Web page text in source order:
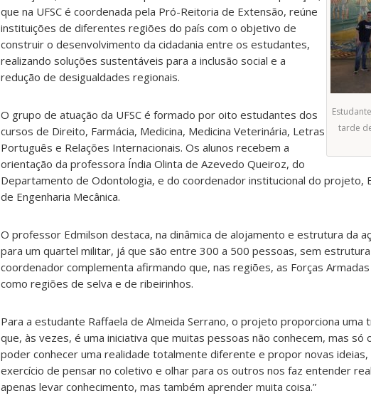
tarde
que na UFSC é coordenada pela Pró-Reitoria de Extensão, reúne
instituições de diferentes regiões do país com o objetivo de
construir o desenvolvimento da cidadania entre os estudantes,
realizando soluções sustentáveis para a inclusão social e a
redução de desigualdades regionais.
O grupo de atuação da UFSC é formado por oito estudantes dos
cursos de Direito, Farmácia, Medicina, Medicina Veterinária, Letras
Português e Relações Internacionais. Os alunos recebem a
orientação da professora Índia Olinta de Azevedo Queiroz, do
Departamento de Odontologia, e do coordenador institucional do projeto,
de Engenharia Mecânica.
O professor Edmilson destaca, na dinâmica de alojamento e estrutura da
para um quartel militar, já que são entre 300 a 500 pessoas, sem
coordenador complementa afirmando que, nas regiões, as Forças
como regiões de selva e de ribeirinhos.
Para a estudante Raffaela de Almeida Serrano, o projeto proporciona uma
que, às vezes, é uma iniciativa que muitas pessoas não conhecem, mas
poder conhecer uma realidade totalmente diferente e propor novas
exercício de pensar no coletivo e olhar para os outros nos faz entender
apenas levar conhecimento, mas também aprender muita coisa.”